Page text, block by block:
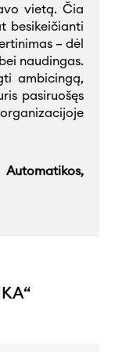
vietą. Čia
besikeičianti
– dėl
naudingas.
ambicingą,
pasiruošęs